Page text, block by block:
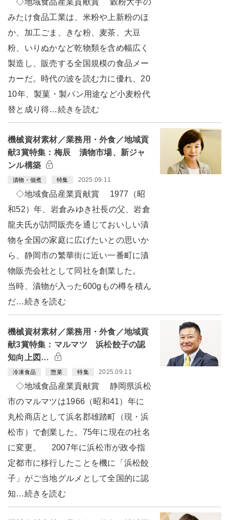
みたけ食品工業は、米粉や上新粉のほ
か、加工ごま、きな粉、麦茶、大豆
粉、いりぬかなど乾物類を含め幅広く
製造し、販売する全国規模の食品メー
カーだ。時代の波を読む力に優れ、20
10年、製菓・製パン用途など小麦粉代
替と成り得…続きを読む
機械資材素材／業務用・外食／地域貢
献3賞特集：梅辰 漬物市場、新ジャ
ンル構築
漬物・佃煮 特集 2025.09.11
◇地域食品産業貢献賞 1977（昭
和52）年、岩倉みゆき社長の父、岩倉
龍夫氏が訪問販売を通じておいしい漬
物を全国の家庭に広げたいとの思いか
ら、静岡市の繁華街に近い一番町に漬
物販売会社として同社を創業した。
当時、漬物が入った600gもの樽を積ん
だ…続きを読む
機械資材素材／業務用・外食／地域貢
献3賞特集：マルマツ 浜松餃子の認
知向上図…
冷凍食品 惣菜 特集 2025.09.11
◇地域食品産業貢献賞 静岡県浜松
市のマルマツは1966（昭和41）年に
丸松商店として浜名郡雄踏町（現・浜
松市）で創業した。75年に現在の社名
に変更。 2007年に浜松市が政令指
定都市に移行したことを機に「浜松餃
子」がご当地グルメとして全国的に認
知…続きを読む